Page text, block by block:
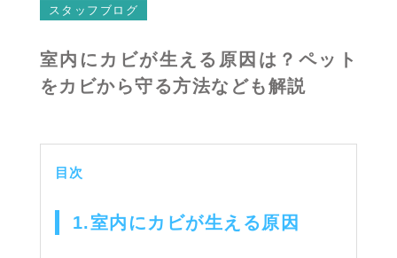
スタッフブログ
室内にカビが生える原因は？ペット
をカビから守る方法なども解説
目次
1.室内にカビが生える原因